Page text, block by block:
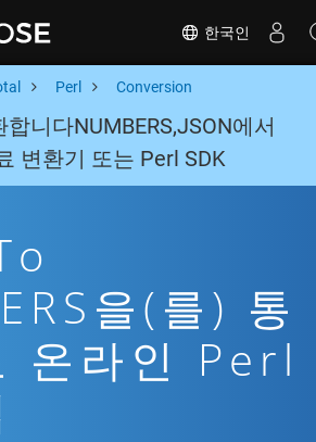
한국인
Perl Conversion
니다NUMBERS,JSON에서
변환기 또는 Perl SDK
을(를) 통
온라인 Perl